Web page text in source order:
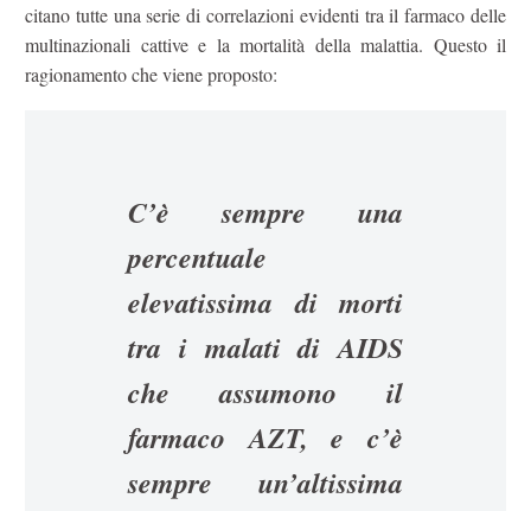
citano tutte una serie di correlazioni evidenti tra il farmaco delle
multinazionali cattive e la mortalità della malattia. Questo il
ragionamento che viene proposto:
C’è sempre una
percentuale
elevatissima di morti
tra i malati di AIDS
che assumono il
farmaco AZT, e c’è
sempre un’altissima